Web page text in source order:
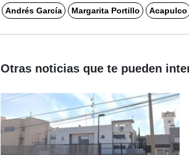
Andrés García Margarita Portillo Acapulco
Otras noticias que te pueden